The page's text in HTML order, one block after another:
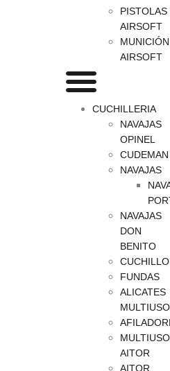
PISTOLAS
AIRSOFT
MUNICIÓN
AIRSOFT
CUCHILLERIA
NAVAJAS
OPINEL
CUDEMAN
NAVAJAS
NAVAJAS
DON
BENITO
FUNDAS
ALICATES
AITOR
AITOR